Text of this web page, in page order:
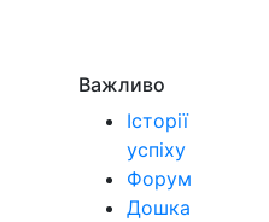
Важливо
Історії
успіху
Форум
Дошка